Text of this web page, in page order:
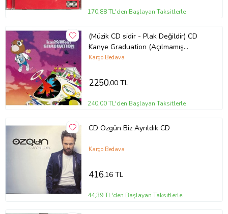
170,88 TL'den Başlayan Taksitlerle
(Müzik CD sidir - Plak Değildir) CD
Kanye Graduation (Açılmamış
Ambalajında) CD
Kargo Bedava
2250,00 TL
240,00 TL'den Başlayan Taksitlerle
CD Özgün Biz Ayrıldık CD
Kargo Bedava
416,16 TL
44,39 TL'den Başlayan Taksitlerle